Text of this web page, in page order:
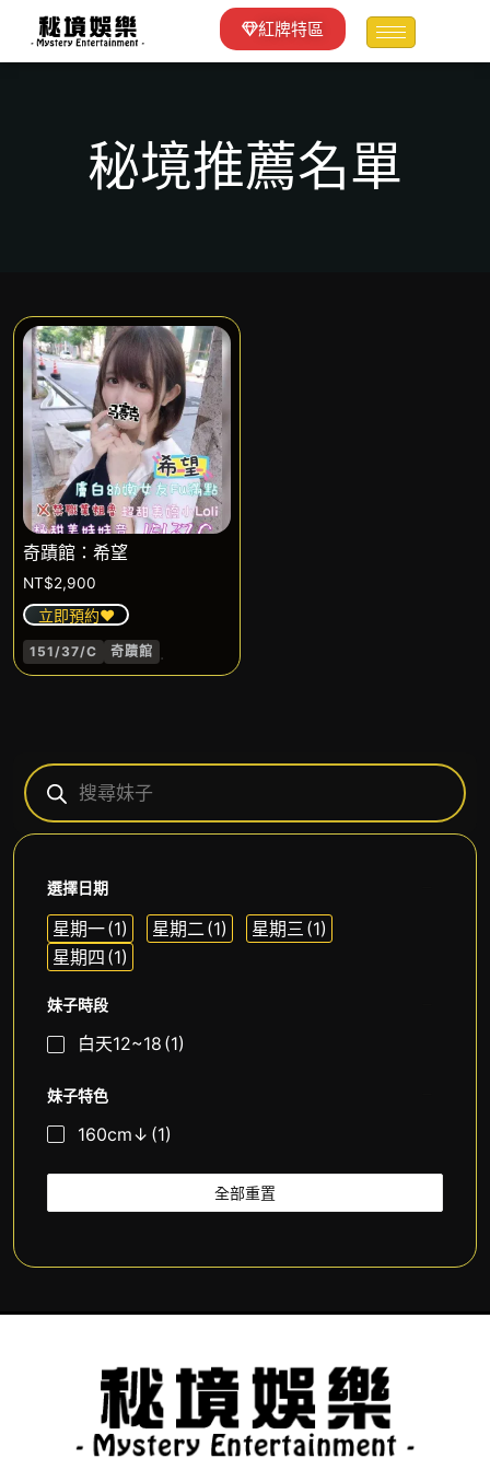
紅牌特區
秘境推薦名單
選擇日期
星期一(1) 星期二(1) 星期三 (1)
星期四 (1)
妹子時段
白天12~18 (1)
妹子特色
160cm↓ (1)
全部重置
奇蹟館：希望
NT$2,900
立即預約❤️
151/37/C 奇蹟館 .